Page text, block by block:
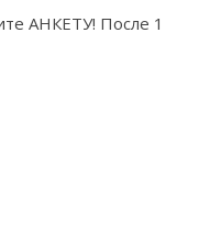
АНКЕТУ! После 1